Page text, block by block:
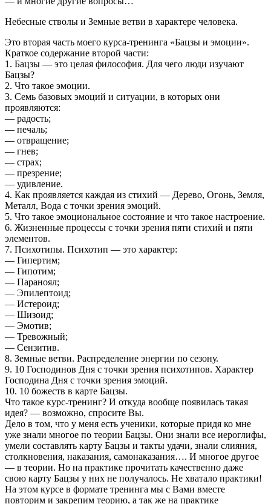
Небесные стволы и Земные ветви в характере человека.
Это вторая часть моего курса-тренинга «Бацзы и эмоции».
Краткое содержание второй части:
1. Бацзы — это целая философия. Для чего люди изучают
Бацзы?
2. Что такое эмоции.
3. Семь базовых эмоций и ситуации, в которых они
проявляются:
— радость;
— печаль;
— отвращение;
— гнев;
— страх;
— презрение;
— удивление.
4. Как проявляется каждая из стихий — Дерево, Огонь, Земля,
Металл, Вода с точки зрения эмоций.
5. Что такое эмоциональное состояние и что такое настроение.
6. Жизненные процессы с точки зрения пяти стихий и пяти
элементов.
7. Психотипы. Психотип — это характер:
— Гипертим;
— Гипотим;
— Параноял;
— Эпилептоид;
— Истероид;
— Шизоид;
— Эмотив;
— Тревожный;
— Сензитив.
8. Земные ветви. Распределение энергии по сезону.
9. 10 Господинов Дня с точки зрения психотипов. Характер
Господина Дня с точки зрения эмоций.
10. 10 божеств в карте Бацзы.
Что такое курс-тренинг? И откуда вообще появилась такая
идея? — возможно, спросите Вы.
Дело в том, что у меня есть ученики, которые придя ко мне
уже знали многое по теории Бацзы. Они знали все иероглифы,
умели составлять карту Бацзы и такты удачи, знали слияния,
столкновения, наказания, самонаказания…. И многое другое
— в теории. Но на практике прочитать качественно даже
свою карту Бацзы у них не получалось. Не хватало практики!
На этом курсе в формате тренинга мы с Вами вместе
повторим и закрепим теорию, а так же на практике